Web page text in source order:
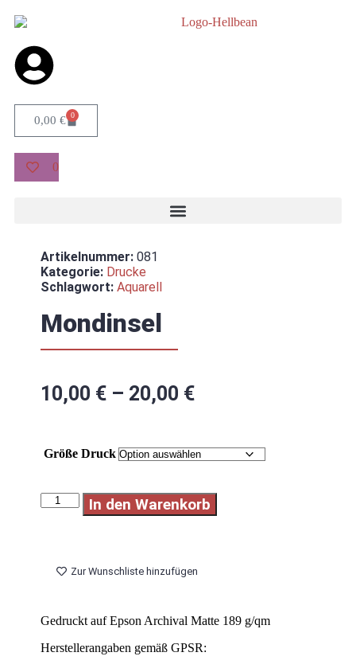
0,00 € 0
0
Artikelnummer:081
Kategorie: Drucke
Schlagwort:Aquarell
Mondinsel
10,00 € – 20,00 €
Größe Druck
In den Warenkorb
Zur Wunschliste hinzufügen
Gedruckt auf Epson Archival Matte 189 g/qm
Herstellerangaben gemäß GPSR: